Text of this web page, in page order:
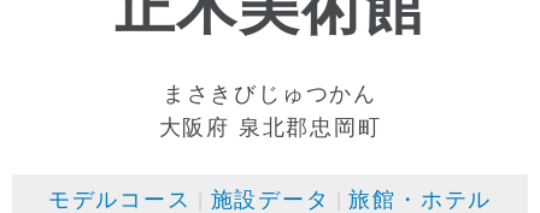
まさきびじゅつかん
大阪府 泉北郡忠岡町
モデルコース 施設データ
旅館・ホテル